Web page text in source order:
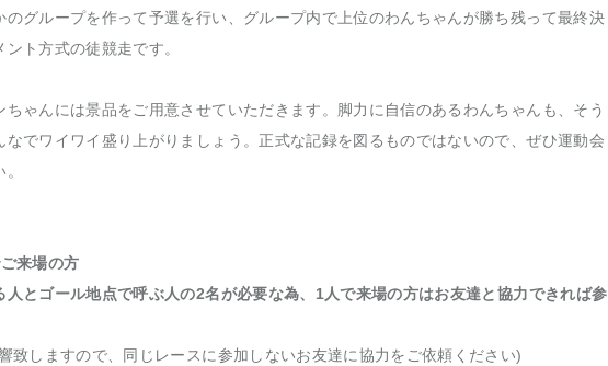
のグループを作って予選を行い、グループ内で上位のわんちゃんが勝ち残って最終決
ト方式の徒競走です。
ちゃんには景品をご用意させていただきます。脚力に自信のあるわんちゃんも、そう
なでワイワイ盛り上がりましょう。正式な記録を図るものではないので、ぜひ運動会
来場の方
とゴール地点で呼ぶ人の2名が必要な為、1人で来場の方はお友達と協力できれば参
致しますので、同じレースに参加しないお友達に協力をご依頼ください)